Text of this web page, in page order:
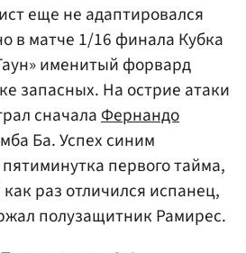
еще не адаптировался
в матче 1/16 финала Кубка
именитый форвард
запасных. На острие атаки
сначалаФернандо
Ба. Успех синим
первого тайма,
раз отличился испанец,
полузащитник Рамирес.